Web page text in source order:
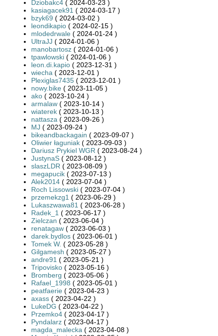
Dziobakc4 ( 2024-03-23 )
kasiagacek91 ( 2024-03-17 )
bzyk69 ( 2024-03-02 )
leondikapio ( 2024-02-15 )
mlodedrwale ( 2024-01-24 )
UltraJJ ( 2024-01-06 )
manobartosz ( 2024-01-06 )
tpawlowski ( 2024-01-06 )
leon.di.kapio ( 2023-12-31 )
wiecha ( 2023-12-01 )
Plexiglas7435 ( 2023-12-01 )
nowy.bike ( 2023-11-05 )
ako ( 2023-10-24 )
armalaw ( 2023-10-14 )
wiaterek ( 2023-10-13 )
nattasza ( 2023-09-26 )
MJ ( 2023-09-24 )
bikeandbackagain ( 2023-09-07 )
Oliwier łaguniak ( 2023-09-03 )
Dariusz Prykiel WGR ( 2023-08-24 )
JustynaS ( 2023-08-12 )
slaszLDR ( 2023-08-09 )
megapucik ( 2023-07-13 )
Alek2014 ( 2023-07-04 )
Roch Lissowski ( 2023-07-04 )
przemekzg1 ( 2023-06-29 )
Lukaszwawa81 ( 2023-06-28 )
Radek_1 ( 2023-06-17 )
Zielczan ( 2023-06-04 )
renatagaw ( 2023-06-03 )
darek.bydlos ( 2023-06-01 )
Tomek W. ( 2023-05-28 )
Gilgamesh ( 2023-05-27 )
andre91 ( 2023-05-21 )
Tripovisko ( 2023-05-16 )
Bromberg ( 2023-05-06 )
Rafael_1998 ( 2023-05-01 )
peatfaerie ( 2023-04-23 )
axass ( 2023-04-22 )
LukeDG ( 2023-04-22 )
Przemko4 ( 2023-04-17 )
Pyndalarz ( 2023-04-17 )
magda_malecka ( 2023-04-08 )